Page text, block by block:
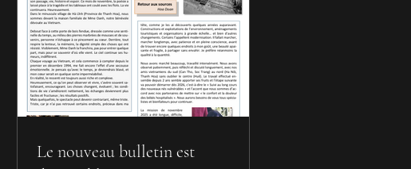
Le nouveau bulletin est